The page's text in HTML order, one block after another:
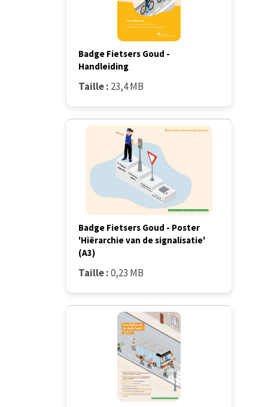
Badge Fietsers Goud -
Handleiding
Taille : 23,4 MB
Badge Fietsers Goud - Poster
'Hiërarchie van de signalisatie'
(A3)
Taille :0,23 MB